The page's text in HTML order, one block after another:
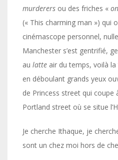
murderers ou des friches «
(« This charming man ») qui
cinémascope personnel,
Manchester s’est gentrifié,
au latte air du temps, voilà
en déboulant grands yeux
de Princess street qui coupe
Portland street où se situe
Je cherche Ithaque, je
sont un chez moi hors de